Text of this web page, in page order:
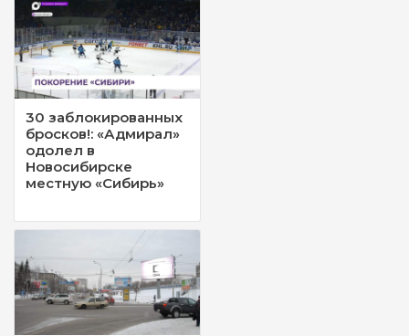
30 заблокированных
бросков!: «Адмирал»
одолел в
Новосибирске
местную «Сибирь»